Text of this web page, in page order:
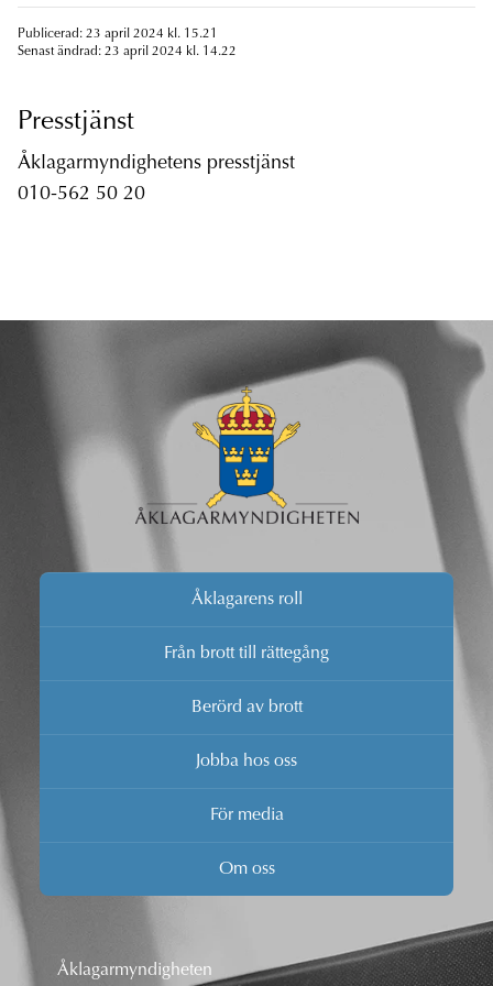
Publicerad: 23 april 2024 kl. 15.21
Senast ändrad: 23 april 2024 kl. 14.22
Presstjänst
Åklagarmyndighetens presstjänst
010-562 50 20
Åklagarens roll
Från brott till rättegång
Berörd av brott
Jobba hos oss
För media
Om oss
Åklagarmyndigheten